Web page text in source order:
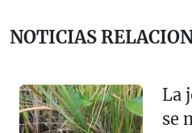
NOTICIAS
La
se